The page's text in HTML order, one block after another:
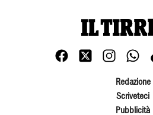
Redazione
Scriveteci
Pubblicità